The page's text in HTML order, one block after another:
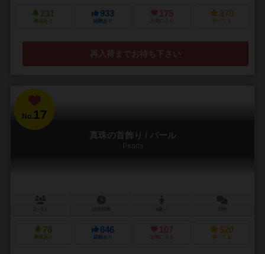
231
興味あり
933
経験あり
175
お気に入り
370
持ってる
再入荷までお待ち下さい
No.17
真珠の首飾り / パール
Pearls
78
興味あり
846
経験あり
107
お気に入り
520
持ってる